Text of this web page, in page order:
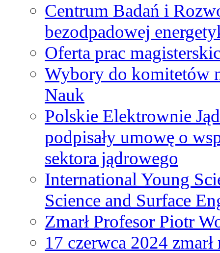
Centrum Badań i
bezodpadowej
Oferta prac
Wybory do komitetów
Nauk
Polskie Elektrownie
podpisały umowę o
sektora jądrowego
International Young
Science and Surface
Zmarł Profesor Piotr
17 czerwca 2024